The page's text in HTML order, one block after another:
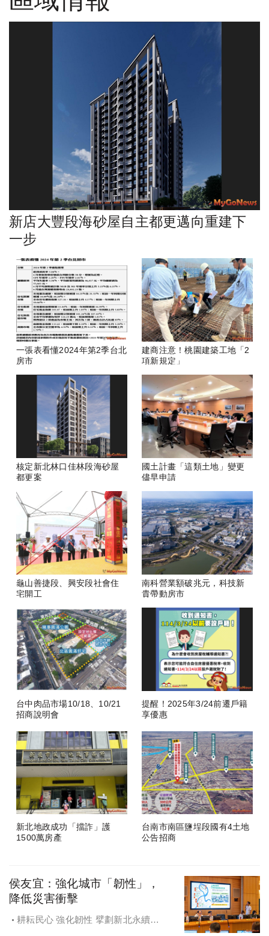
新店大豐段海砂屋自主都更邁向重建下
一步
一張表看懂2024年第2季台北
房市
建商注意！桃園建築工地「2
項新規定」
核定新北林口佳林段海砂屋
都更案
國土計畫「這類土地」變更
儘早申請
龜山善捷段、興安段社會住
宅開工
南科營業額破兆元，科技新
貴帶動房市
台中肉品市場10/18、10/21
招商說明會
提醒！2025年3/24前遷戶籍
享優惠
新北地政成功「擋詐」護
1500萬房產
台南市南區鹽埕段國有4土地
公告招商
侯友宜：強化城市「韌性」，
降低災害衝擊
耕耘民心 強化韌性 擘劃新北永續宜